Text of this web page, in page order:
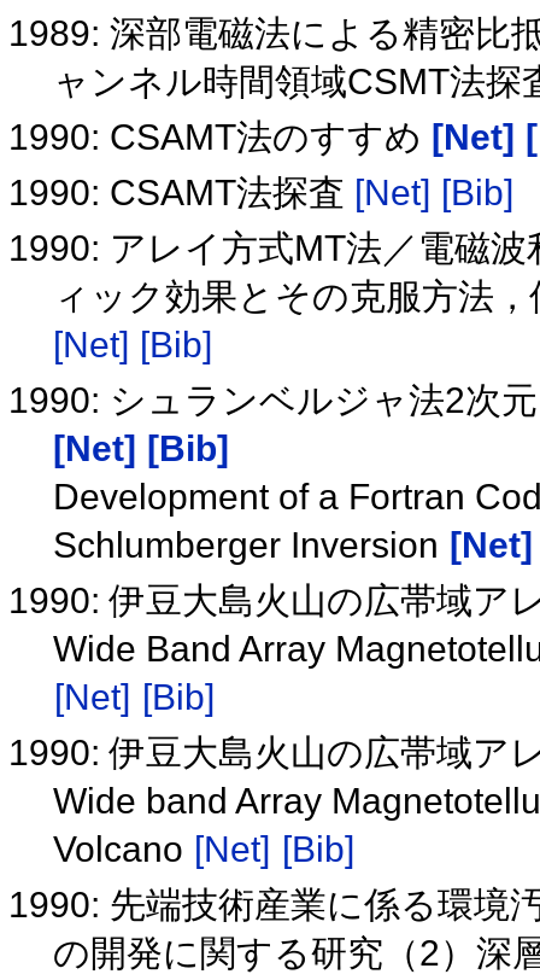
1989: 深部電磁法による精密比
ャンネル時間領域CSMT法
1990: CSAMT法のすすめ [Net]
1990: CSAMT法探査 [Net] [Bib]
1990: アレイ方式MT法／電磁
ィック効果とその克服方法
[Net] [Bib]
1990: シュランベルジャ法2次
[Net] [Bib]
Development of a Fortran
Schlumberger Inversion [Net]
1990: 伊豆大島火山の広帯域ア
Wide Band Array
[Net] [Bib]
1990: 伊豆大島火山の広帯域ア
Wide band Array
Volcano [Net] [Bib]
1990: 先端技術産業に係る環境
の開発に関する研究（2）深